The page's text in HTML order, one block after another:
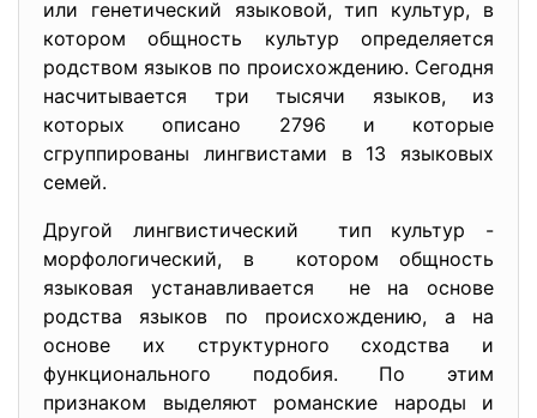
или генетический языковой, тип культур, в
котором общность культур определяется
родством языков по происхождению. Сегодня
насчитывается три тысячи языков, из
которых описано 2796 и которые
сгруппированы лингвистами в 13 языковых
семей.
Другой лингвистический тип культур -
морфологический, в котором общность
языковая устанавливается не на основе
родства языков по происхождению, а на
основе их структурного сходства и
функционального подобия. По этим
признаком выделяют романские народы и